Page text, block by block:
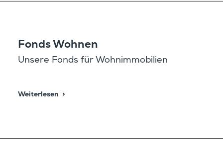
Fonds Wohnen
Unsere Fonds für Wohnimmobilien
Weiter­lesen